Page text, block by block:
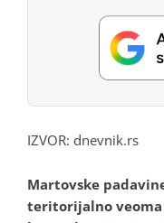
IZVOR: dnevnik.rs
Martovske
teritorijalno veoma